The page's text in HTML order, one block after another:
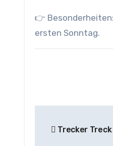
👉
ersten Sonntag.
Trecker